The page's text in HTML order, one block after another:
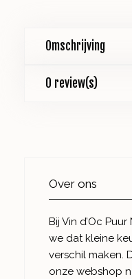
Omschrijving
0 review(s)
Over ons
Bij Vin d’Oc
we dat kleine
verschil maken.
onze webshop